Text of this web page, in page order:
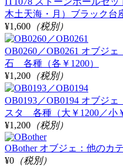
木土天海・月）ブラック台
¥1,600 （税別）
OB0260／OB0261 オブ
石 各種（各￥1200）
¥1,200 （税別）
OB0193／OB0194 オブ
スタ 各種（大￥1200／小￥
¥1,200 （税別）
OBother オブジェ：他のカ
¥0 （税別）